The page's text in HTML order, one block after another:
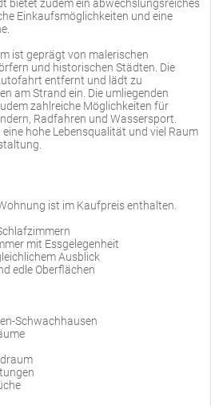
bietet zudem ein abwechslungsreiches
Einkaufsmöglichkeiten und eine
ist geprägt von malerischen
und historischen Städten. Die
entfernt und lädt zu
am Strand ein. Die umliegenden
zahlreiche Möglichkeiten für
Radfahren und Wassersport.
hohe Lebensqualität und viel Raum
ist im Kaufpreis enthalten.
mit Essgelegenheit
Ausblick
edle Oberflächen
Schwachhausen